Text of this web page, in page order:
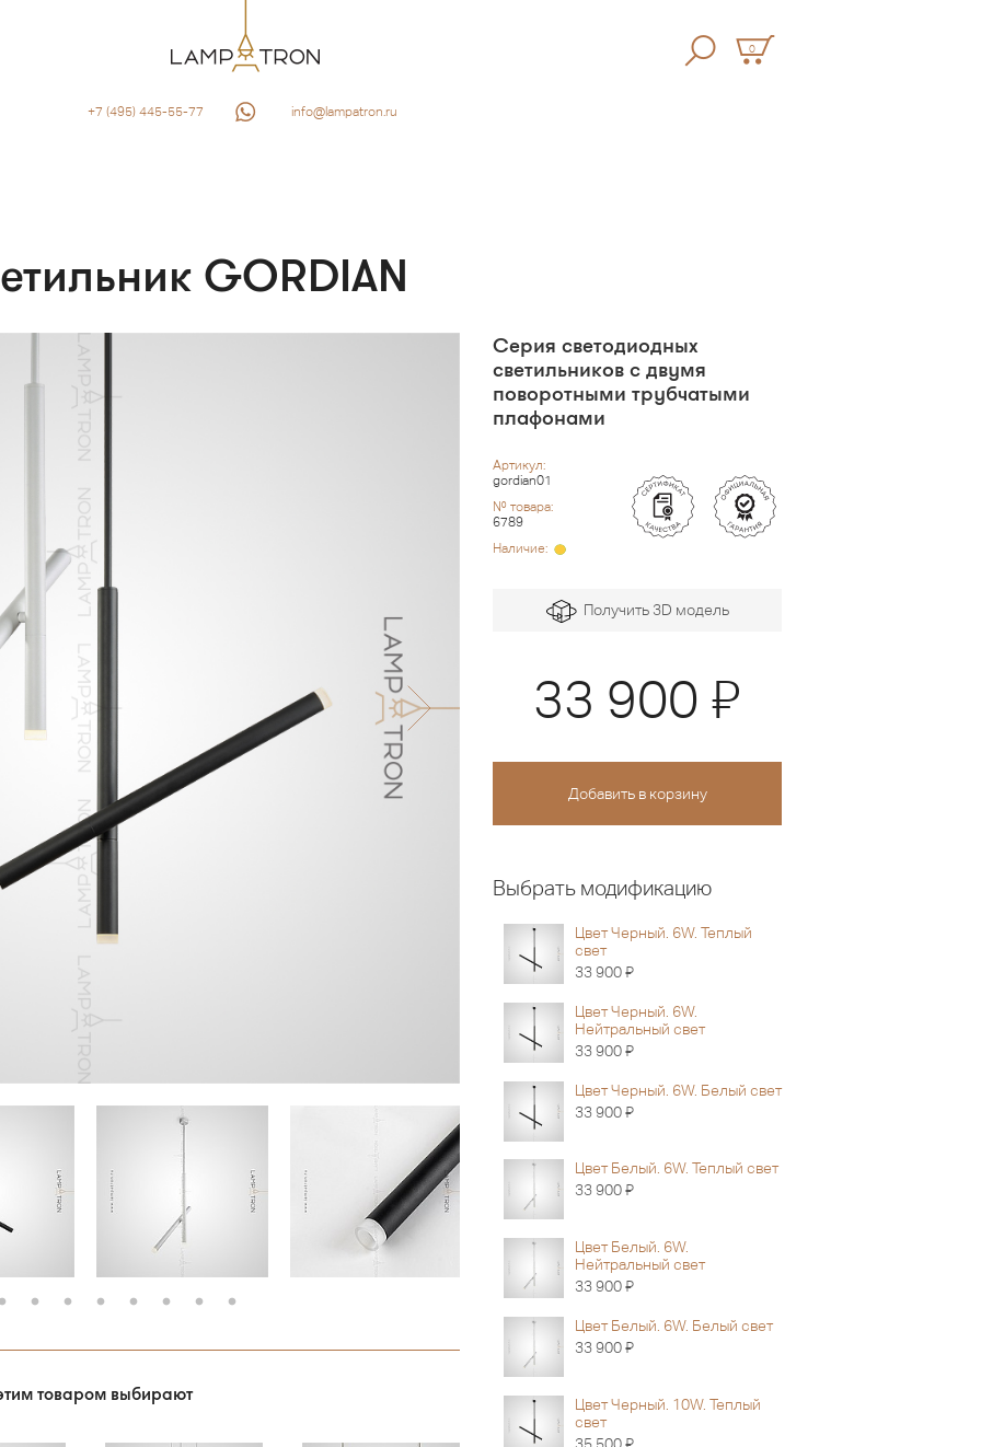
0
+7 (495) 445-55-77 info@lampatron.ru
GORDIAN
товаром выбирают
Серия светодиодных
светильников с двумя
поворотными трубчатыми
плафонами
Артикул:
gordian01
№ товара:
6789
Наличие:
Получить 3D модель
33 900 Я
Выбрать модификацию
Цвет Черный. 6W. Теплый
свет
33 900Я
Цвет Черный. 6W.
Нейтральный свет
33 900Я
Цвет Черный. 6W. Белый свет
33 900Я
Цвет Белый. 6W. Теплый свет
33 900Я
Цвет Белый. 6W.
Нейтральный свет
33 900Я
Цвет Белый. 6W. Белый свет
33 900Я
Цвет Черный. 10W. Теплый
свет
35 500Я